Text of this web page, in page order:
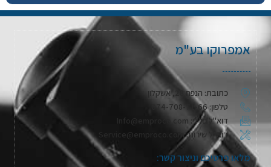
אמפרוקו בע"מ
כתובת: הנפח 28, אשקלון
טלפון: 074-708-71-66
דוא"ל כללי: Info@emproco.com
דוא"ל שירות: Service@emproco.com
מלאו פרטיכם וניצור קשר: